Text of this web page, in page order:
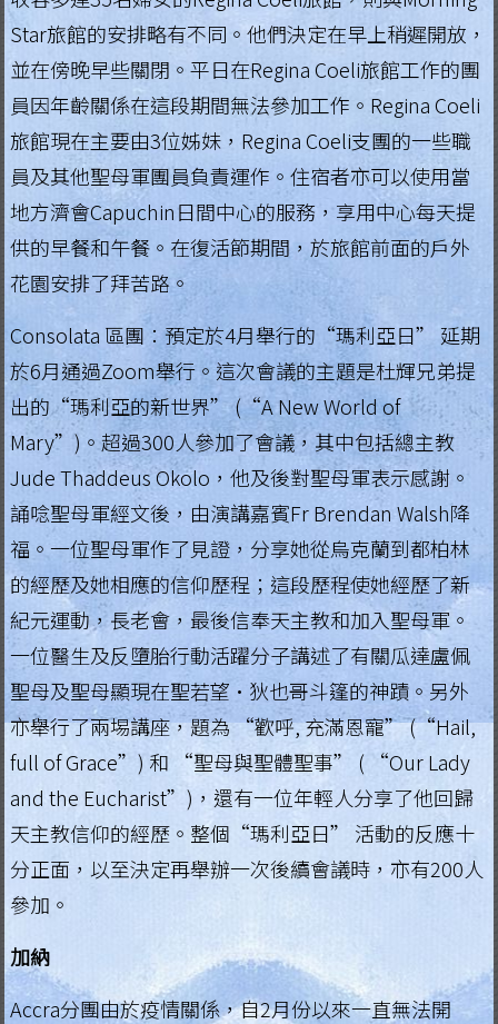
Star旅館的安排略有不同。他們決定在早上稍遲開放，
並在傍晚早些關閉。平日在Regina Coeli旅館工作的團
員因年齡關係在這段期間無法參加工作。Regina Coeli
旅館現在主要由3位姊妹，Regina Coeli支團的一些職
員及其他聖母軍團員負責運作。住宿者亦可以使用當
地方濟會Capuchin日間中心的服務，享用中心每天提
供的早餐和午餐。在復活節期間，於旅館前面的戶外
花園安排了拜苦路。
Consolata 區團：預定於4月舉行的“瑪利亞日” 延期
於6月通過Zoom舉行。這次會議的主題是杜輝兄弟提
出的“瑪利亞的新世界” (“A New World of
Mary”)。超過300人參加了會議，其中包括總主教
Jude Thaddeus Okolo，他及後對聖母軍表示感謝。
誦唸聖母軍經文後，由演講嘉賓Fr Brendan Walsh降
福。一位聖母軍作了見證，分享她從烏克蘭到都柏林
的經歷及她相應的信仰歷程；這段歷程使她經歷了新
紀元運動，長老會，最後信奉天主教和加入聖母軍。
一位醫生及反墮胎行動活躍分子講述了有關瓜達盧佩
聖母及聖母顯現在聖若望•狄也哥斗篷的神蹟。另外
亦舉行了兩埸講座，題為 “歡呼, 充滿恩寵” (“Hail,
full of Grace”) 和 “聖母與聖體聖事” ( “Our Lady
and the Eucharist”)，還有一位年輕人分享了他回歸
天主教信仰的經歷。整個“瑪利亞日” 活動的反應十
分正面，以至決定再舉辦一次後續會議時，亦有200人
參加。
加納
Accra分團由於疫情關係，自2月份以來一直無法開